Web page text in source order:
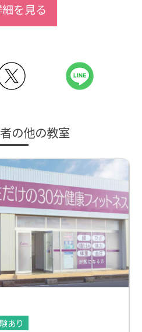
を見る
の他の教室
あり